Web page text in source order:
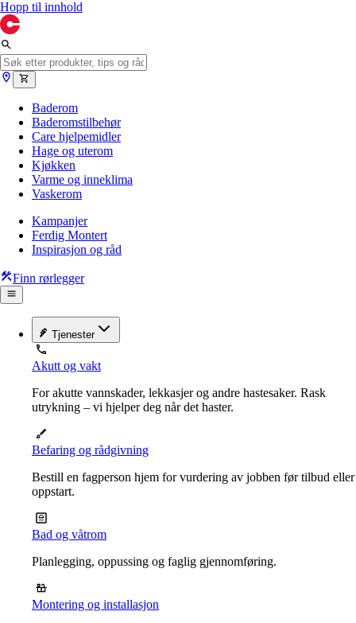
Hopp til innhold
Baderom
Baderomstilbehør
Care hjelpemidler
Hage og uterom
Kjøkken
Varme og inneklima
Vaskerom
Kampanjer
Ferdig Montert
Inspirasjon og råd
Finn rørlegger
Tjenester
Akutt og vakt
For akutte vannskader, lekkasjer og andre hastesaker. Rask
utrykning – vi hjelper deg når det haster.
Befaring og rådgivning
Bestill en fagperson hjem for vurdering av jobben før tilbud eller
oppstart.
Bad og våtrom
Planlegging, oppussing og faglig gjennomføring.
Montering og installasjon